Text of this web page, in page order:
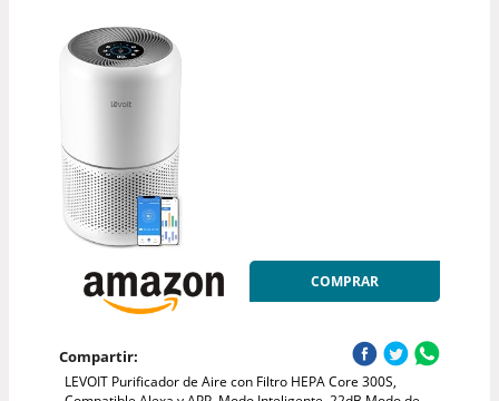
COMPRAR
Compartir:
LEVOIT Purificador de Aire con Filtro HEPA Core 300S,